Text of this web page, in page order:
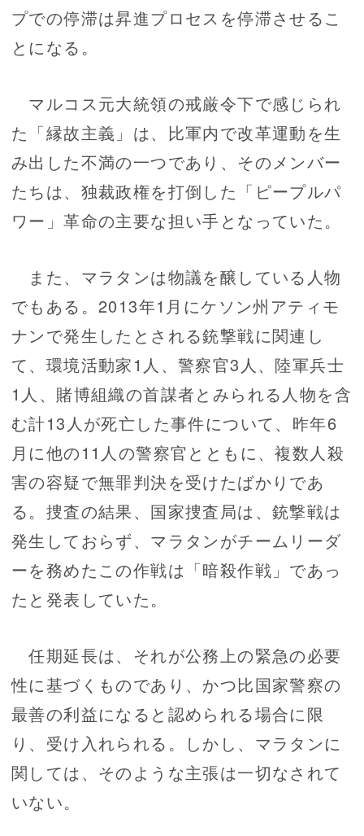
プでの停滞は昇進プロセスを停滞させるこ
とになる。
マルコス元大統領の戒厳令下で感じられ
た「縁故主義」は、比軍内で改革運動を生
み出した不満の一つであり、そのメンバー
たちは、独裁政権を打倒した「ピープルパ
ワー」革命の主要な担い手となっていた。
また、マラタンは物議を醸している人物
でもある。2013年1月にケソン州アティモ
ナンで発生したとされる銃撃戦に関連し
て、環境活動家1人、警察官3人、陸軍兵士
1人、賭博組織の首謀者とみられる人物を含
む計13人が死亡した事件について、昨年6
月に他の11人の警察官とともに、複数人殺
害の容疑で無罪判決を受けたばかりであ
る。捜査の結果、国家捜査局は、銃撃戦は
発生しておらず、マラタンがチームリーダ
ーを務めたこの作戦は「暗殺作戦」であっ
たと発表していた。
任期延長は、それが公務上の緊急の必要
性に基づくものであり、かつ比国家警察の
最善の利益になると認められる場合に限
り、受け入れられる。しかし、マラタンに
関しては、そのような主張は一切なされて
いない。